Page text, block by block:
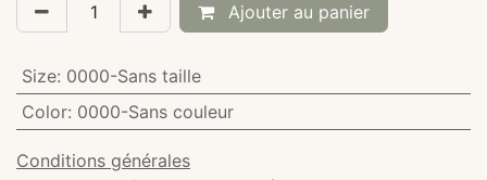
Ajouter au panier
Size: 0000-Sans taille
Color: 0000-Sans couleur
Conditions générales